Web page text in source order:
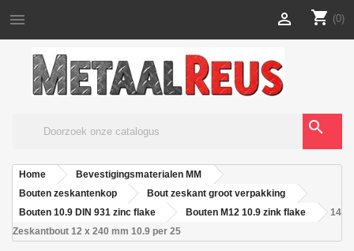
 shopping_cart (0)

search
Home
Bevestigingsmaterialen MM
Bouten zeskantenkop
Bout zeskant groot verpakking
Bouten 10.9 DIN 931 zinc flake
Bouten M12 10.9 zink flake
14
Zeskantbout 12 x 240 mm 10.9 per 25